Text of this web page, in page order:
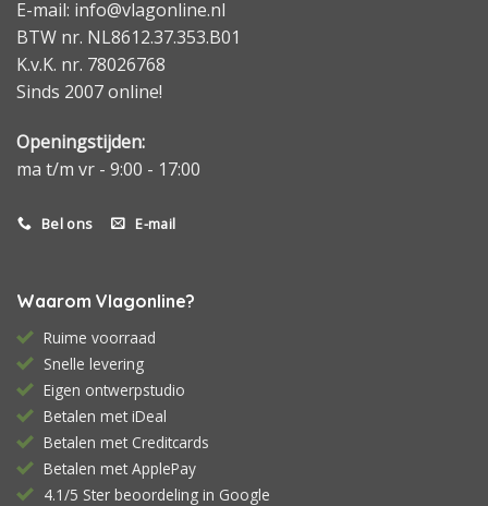
E-mail: info@vlagonline.nl
BTW nr. NL8612.37.353.B01
K.v.K. nr. 78026768
Sinds 2007 online!
Openingstijden:
ma t/m vr - 9:00 - 17:00
Bel ons E-mail
Waarom Vlagonline?
Ruime voorraad
Snelle levering
Eigen ontwerpstudio
Betalen met iDeal
Betalen met Creditcards
Betalen met ApplePay
4.1/5 Ster beoordeling in Google